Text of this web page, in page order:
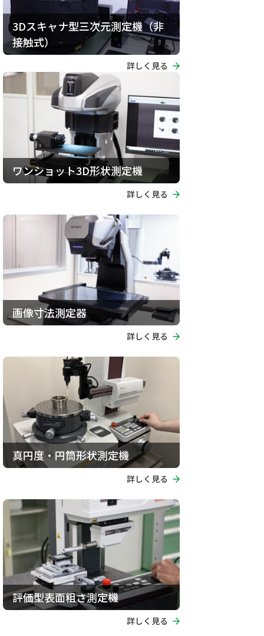
3Dスキャナ型三次元測定機（非
接触式）
詳しく見る
ワンショット3D形状測定機
詳しく見る
画像寸法測定器
詳しく見る
真円度・円筒形状測定機
詳しく見る
評価型表面粗さ測定機
詳しく見る